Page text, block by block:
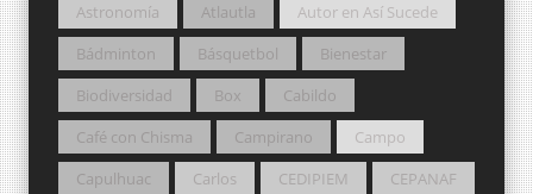
Astronomía
Atlautla
Autor en Así Sucede
Bádminton
Básquetbol
Bienestar
Biodiversidad
Box
Cabildo
Café con Chisma
Campirano
Campo
Capulhuac
Carlos CEDIPIEM
CEPANAF